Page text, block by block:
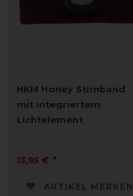
HKM Honey Stirnband
mit integriertem
Lichtelement
13,95 € *
ARTIKEL MERKEN